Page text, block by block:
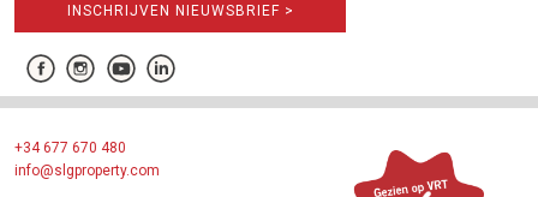
INSCHRIJVEN NIEUWSBRIEF >
+34 677 670 480
info@slgproperty.com